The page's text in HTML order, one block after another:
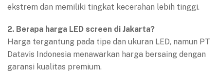
ekstrem dan memiliki tingkat kecerahan lebih tinggi.
2. Berapa harga LED screen di Jakarta?
Harga tergantung pada tipe dan ukuran LED, namun PT
Datavis Indonesia menawarkan harga bersaing dengan
garansi kualitas premium.